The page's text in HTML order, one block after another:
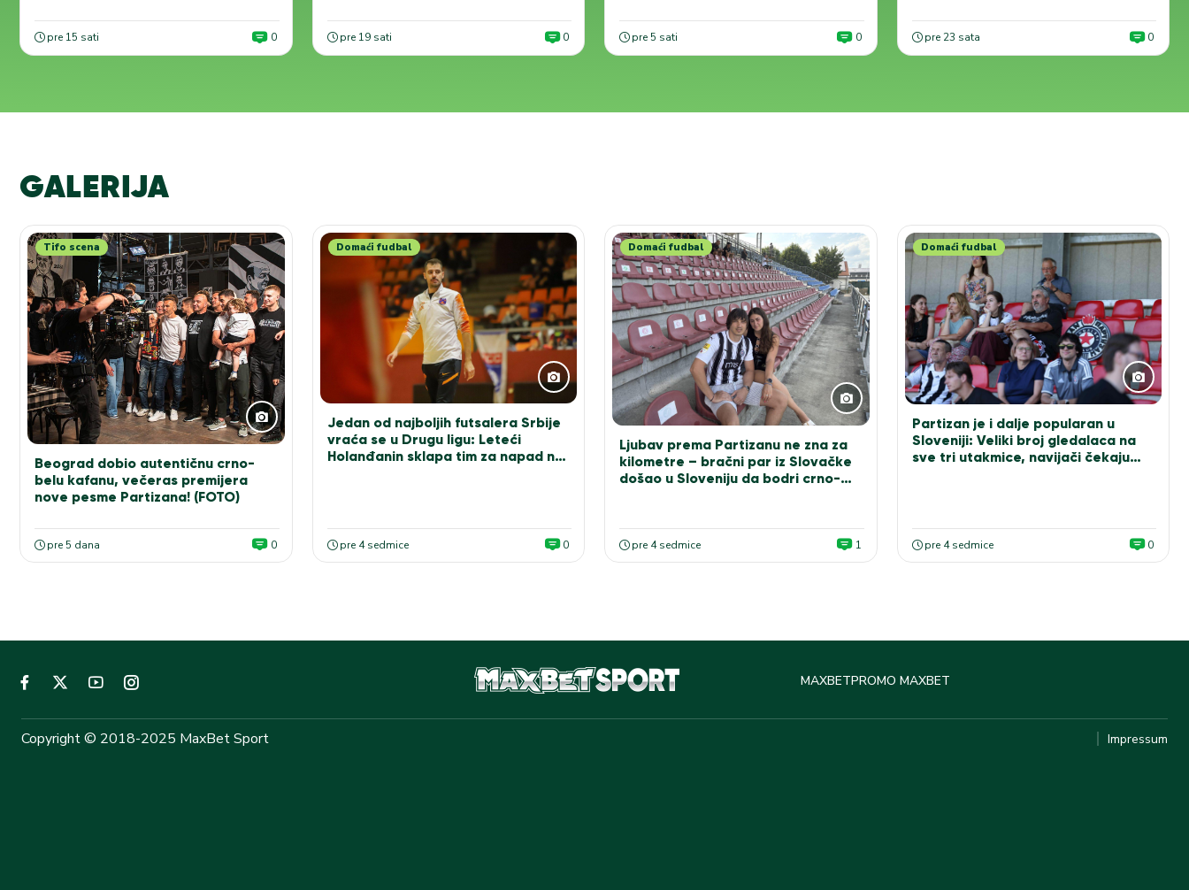
pre 15 sati 0 pre 19 sati 0 pre 5 sati 0 pre 23 sata 0
GALERIJA
Tifo scena
Beograd dobio autentičnu crno-
belu kafanu, večeras premijera
nove pesme Partizana! (FOTO)
pre 5 dana 0
Domaći fudbal
Jedan od najboljih futsalera Srbije
vraća se u Drugu ligu: Leteći
Holanđanin sklapa tim za napad na
pre 4 sedmice 0
Domaći fudbal
Ljubav prema Partizanu ne zna za
kilometre – bračni par iz Slovačke
došao u Sloveniju da bodri crno-
pre 4 sedmice 1
Domaći fudbal
Partizan je i dalje popularan u
Sloveniji: Veliki broj gledalaca na
sve tri utakmice, navijači čekaju
pre 4 sedmice 0
MAXBETPROMO MAXBET
Copyright © 2018-2025 MaxBet Sport Impressum